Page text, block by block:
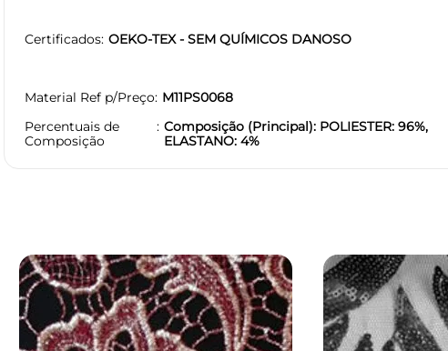
Certificados OEKO-TEX - SEM QUÍMICOS DANOSO
Material Ref p/Preço M11PS0068
Percentuais de
Composição
Composição (Principal): POLIESTER: 96%,
ELASTANO: 4%